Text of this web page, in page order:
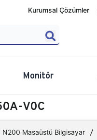
Kurumsal Çözümler
Monitör
V0C
N200 Masaüstü Bilgisayar